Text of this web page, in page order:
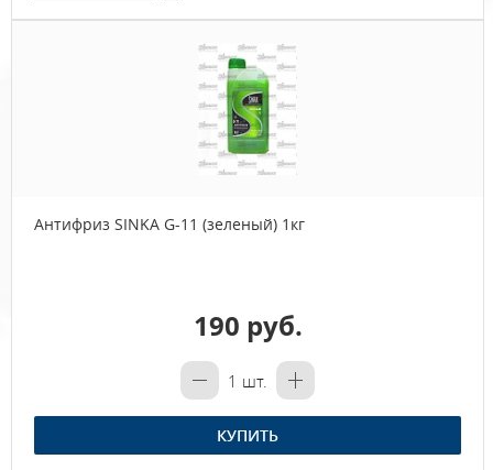
Антифриз SINKA G-11 (зеленый) 1кг
190 руб.
1 шт.
КУПИТЬ